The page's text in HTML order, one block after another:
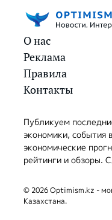
О нас
Реклама
Правила
Контакты
Публикуем
экономики, события
экономические
рейтинги и обзоры.
© 2026 Optimism.kz -
Казахстана.